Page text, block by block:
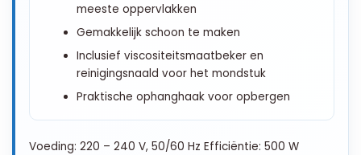
meeste oppervlakken
Gemakkelijk schoon te maken
Inclusief viscositeitsmaatbeker en
reinigingsnaald voor het mondstuk
Praktische ophanghaak voor opbergen
Voeding: 220 – 240 V, 50/60 Hz Efficiëntie: 500 W